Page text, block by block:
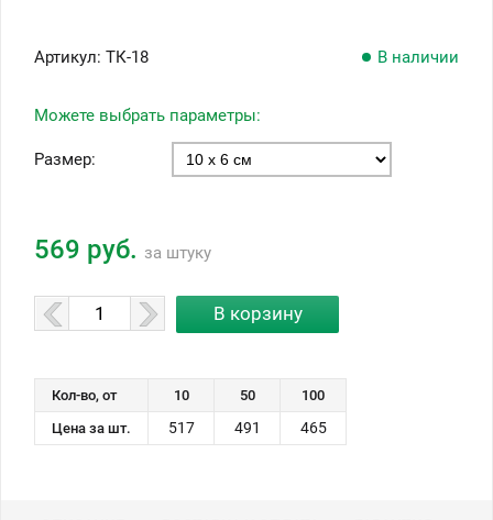
Артикул: ТК-18 В наличии
Можете выбрать параметры:
Размер:
569 руб. за штуку
Кол-во, от 10 50
100
Цена за шт.
517 491 465